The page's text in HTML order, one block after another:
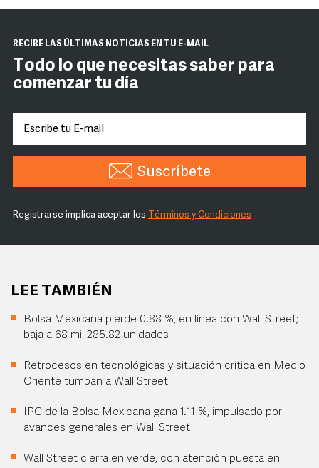
RECIBE LAS ÚLTIMAS NOTICIAS EN TU E-MAIL
Todo lo que necesitas saber para
comenzar tu día
Suscríbete
Registrarse implica aceptar los Términos y Condiciones
LEE TAMBIÉN
Bolsa Mexicana pierde 0.88 %, en línea con Wall Street;
baja a 68 mil 285.82 unidades
Retrocesos en tecnológicas y situación crítica en Medio
Oriente tumban a Wall Street
IPC de la Bolsa Mexicana gana 1.11 %, impulsado por
avances generales en Wall Street
Wall Street cierra en verde, con atención puesta en